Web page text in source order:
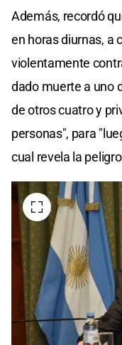
Además, recordó
en horas diurnas, a
violentamente
dado muerte a uno
de otros cuatro y
personas", para
cual revela la